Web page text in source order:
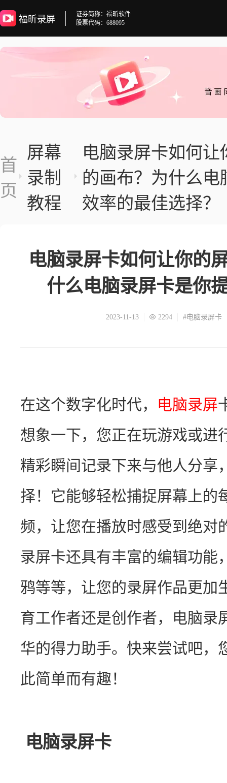
福昕录屏
证券简称：福昕软件
股票代码：688095
首
页
屏幕
录制
教程
电脑录屏卡如何
的画布？为什么
效率的最佳选择？
电脑录屏卡如何让你的
什么电脑录屏卡是你
2023-11-13 2294 #电脑录屏卡
在这个数字化时代， 电脑录屏
想象一下，您正在玩游戏或进
精彩瞬间记录下来与他人分享
择！它能够轻松捕捉屏幕上的
频，让您在播放时感受到绝对
录屏卡还具有丰富的编辑功能
鸦等等，让您的录屏作品更加
育工作者还是创作者，电脑录
华的得力助手。快来尝试吧，
此简单而有趣！
电脑录屏卡